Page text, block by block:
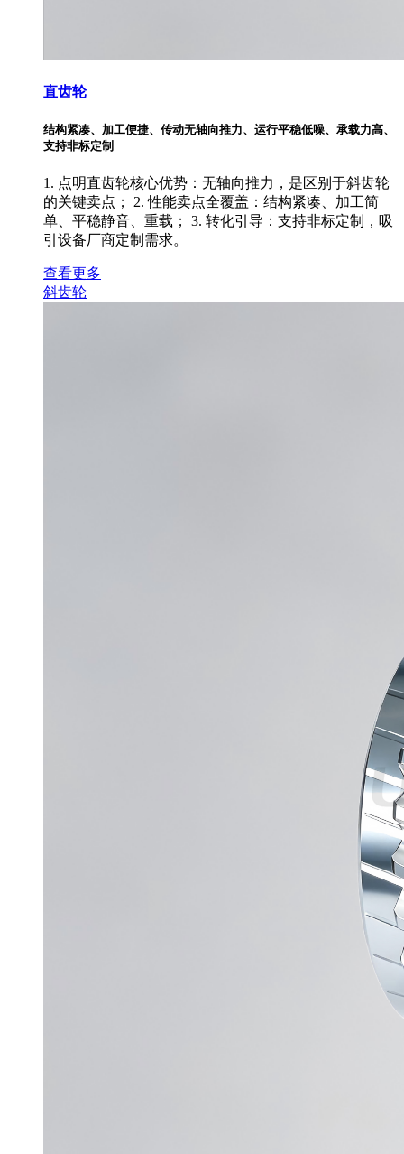
直齿轮
结构紧凑、加工便捷、传动无轴向推力、运行平稳低噪、承载力高、
支持非标定制
1. 点明直齿轮核心优势：无轴向推力，是区别于斜齿轮
的关键卖点； 2. 性能卖点全覆盖：结构紧凑、加工简
单、平稳静音、重载； 3. 转化引导：支持非标定制，吸
引设备厂商定制需求。
查看更多
斜齿轮